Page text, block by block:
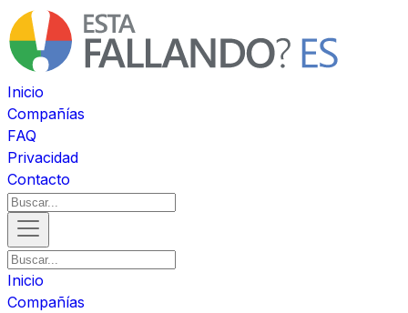
Inicio
Compañías
FAQ
Privacidad
Contacto
Inicio
Compañías